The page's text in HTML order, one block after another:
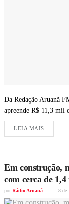
Da Redação Aruanã
apreende R$ 11,3 mil
LEIA MAIS
Em construção,
com cerca de
por Rádio Aruanã 8 de